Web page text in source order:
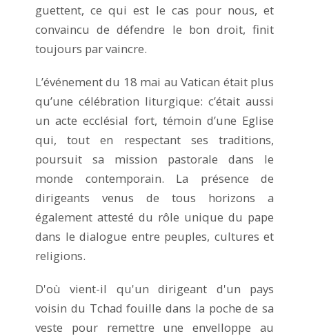
guettent, ce qui est le cas pour nous, et
convaincu de défendre le bon droit, finit
toujours par vaincre.
L’événement du 18 mai au Vatican était plus
qu’une célébration liturgique: c’était aussi
un acte ecclésial fort, témoin d’une Eglise
qui, tout en respectant ses traditions,
poursuit sa mission pastorale dans le
monde contemporain. La présence de
dirigeants venus de tous horizons a
également attesté du rôle unique du pape
dans le dialogue entre peuples, cultures et
religions.
D'où vient-il qu'un dirigeant d'un pays
voisin du Tchad fouille dans la poche de sa
veste pour remettre une envelloppe au